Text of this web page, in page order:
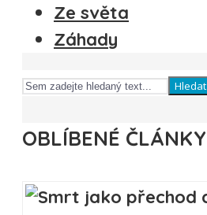
Ze světa
Záhady
Hledat
OBLÍBENÉ ČLÁNKY